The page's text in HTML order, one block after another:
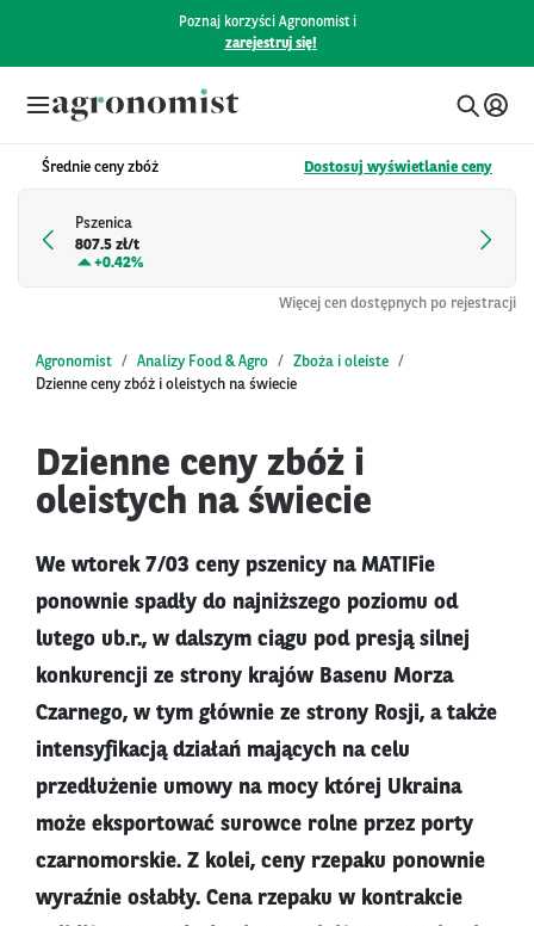
Poznaj korzyści Agronomist i
zarejestruj się!
Średnie ceny zbóż Dostosuj wyświetlanie ceny
Pszenica
807.5 zł/t
+0.42%
Więcej cen dostępnych po rejestracji
Agronomist Analizy Food & Agro
Zboża i oleiste
Dzienne ceny zbóż i oleistych na świecie
Dzienne ceny zbóż i
oleistych na świecie
We wtorek 7/03 ceny pszenicy na MATIFie
ponownie spadły do najniższego poziomu od
lutego ub.r., w dalszym ciągu pod presją silnej
konkurencji ze strony krajów Basenu Morza
Czarnego, w tym głównie ze strony Rosji, a także
intensyfikacją działań mających na celu
przedłużenie umowy na mocy której Ukraina
może eksportować surowce rolne przez porty
czarnomorskie. Z kolei, ceny rzepaku ponownie
wyraźnie osłabły. Cena rzepaku w kontrakcie